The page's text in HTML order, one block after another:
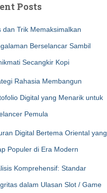
Posts
dan Trik Memaksimalkan
Berselancar Sambil
Secangkir Kopi
Rahasia Membangun
Digital yang Menarik untuk
Pemula
Digital Bertema Oriental yang
Populer di Era Modern
Komprehensif: Standar
dalam Ulasan Slot / Game